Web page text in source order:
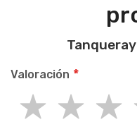
Valoración